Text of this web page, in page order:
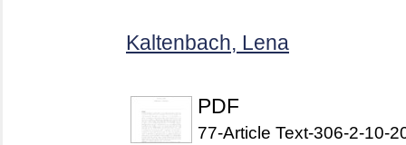
Kaltenbach, Lena
PDF
77-Article Text-306-2-10-